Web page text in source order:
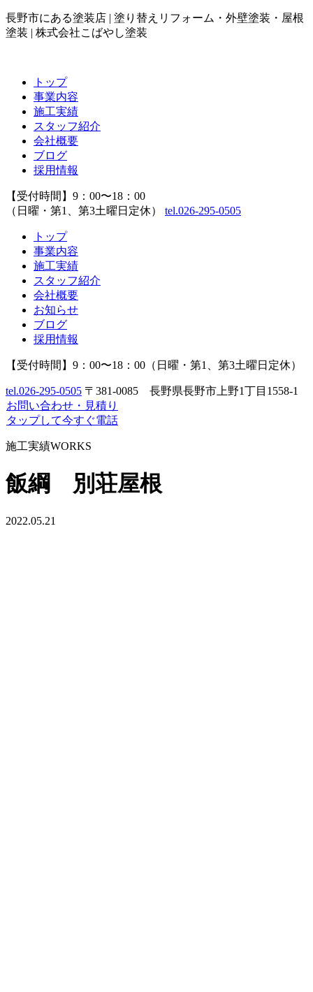
長野市にある塗装店 | 塗り替えリフォーム・外壁塗装・屋根
塗装 | 株式会社こばやし塗装
トップ
事業内容
施工実績
スタッフ紹介
会社概要
ブログ
採用情報
【受付時間】9：00〜18：00
（日曜・第1、第3土曜日定休）
tel.026-295-0505
トップ
事業内容
施工実績
スタッフ紹介
会社概要
お知らせ
ブログ
採用情報
【受付時間】9：00〜18：00（日曜・第1、第3土曜日定休）
tel.026-295-0505 〒381-0085 長野県長野市上野1丁目1558-1
お問い合わせ ・ 見積り
タップして今すぐ電話
施工実績WORKS
飯綱 別荘屋根
2022.05.21